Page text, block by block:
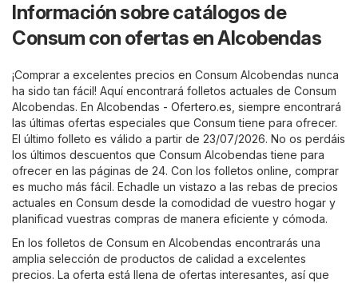
Información sobre catálogos de
Consum con ofertas en Alcobendas
¡Comprar a excelentes precios en Consum Alcobendas nunca
ha sido tan fácil! Aquí encontrará folletos actuales de Consum
Alcobendas. En Alcobendas - Ofertero.es , siempre encontrará
las últimas ofertas especiales que Consum tiene para ofrecer.
El último folleto es válido a partir de 23/07/2026. No os perdáis
los últimos descuentos que Consum Alcobendas tiene para
ofrecer en las páginas de 24. Con los folletos online, comprar
es mucho más fácil. Echadle un vistazo a las rebas de precios
actuales en Consum desde la comodidad de vuestro hogar y
planificad vuestras compras de manera eficiente y cómoda.
En los folletos de Consum en Alcobendas encontrarás una
amplia selección de productos de calidad a excelentes
precios. La oferta está llena de ofertas interesantes, así que